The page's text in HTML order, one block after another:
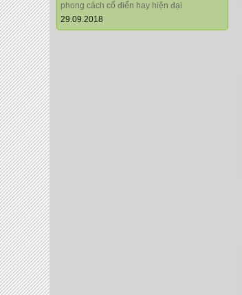
phong cách cổ điển hay hiện đại
29.09.2018